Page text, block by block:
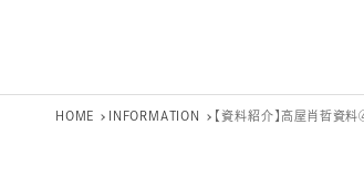
HOME INFORMATION 【資料紹介】高屋肖哲